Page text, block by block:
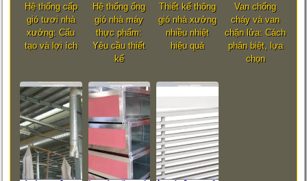
Hệ thống cấp
gió tươi nhà
xưởng: Cấu
tạo và lợi ích
Hệ thống ống
gió nhà máy
thực phẩm:
Yêu cầu thiết
kế
Thiết kế thông
gió nhà xưởng
nhiều nhiệt
hiệu quả
Van chống
cháy và van
chặn lửa: Cách
phân biệt, lựa
chọn